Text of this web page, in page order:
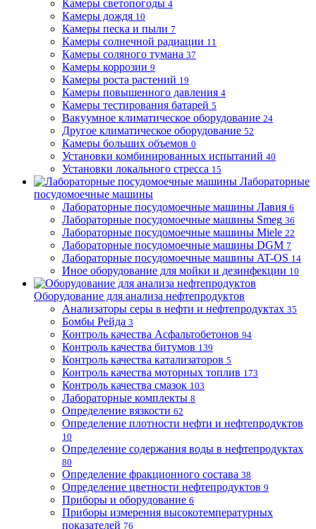
Камеры светопогоды 4
Камеры дождя 10
Камеры песка и пыли 7
Камеры солнечной радиации 11
Камеры соляного тумана 37
Камеры коррозии 9
Камеры роста растений 19
Камеры повышенного давления 4
Камеры тестирования батарей 5
Вакуумное климатическое оборудование 24
Другое климатическое оборудование 52
Камеры больших объемов 0
Установки комбинированных испытаний 40
Установки локального стресса 15
Лабораторные
посудомоечные машины
Лабораторные посудомоечные машины Лавия 6
Лабораторные посудомоечные машины Smeg 36
Лабораторные посудомоечные машины Miele 22
Лабораторные посудомоечные машины DGM 7
Лабораторные посудомоечные машины AT-OS 14
Иное оборудование для мойки и дезинфекции 10
Оборудование для анализа нефтепродуктов
Анализаторы серы в нефти и нефтепродуктах 35
Бомбы Рейда 3
Контроль качества Асфальтобетонов 94
Контроль качества битумов 139
Контроль качества катализаторов 5
Контроль качества моторных топлив 173
Контроль качества смазок 103
Лабораторные комплекты 8
Определение вязкости 62
Определение плотности нефти и нефтепродуктов
10
Определение содержания воды в нефтепродуктах
80
Определение фракционного состава 38
Определение цветности нефтепродуктов 9
Приборы и оборудование 6
Приборы измерения высокотемпературных
показателей 76